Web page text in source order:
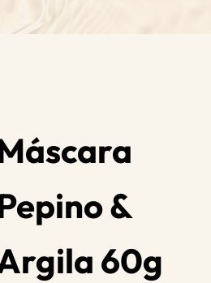
&
60g